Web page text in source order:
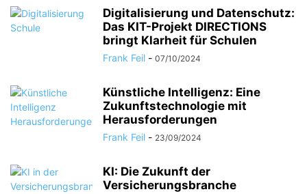
Digitalisierung und Datenschutz:
Das KIT-Projekt DIRECTIONS
bringt Klarheit für Schulen
Frank Feil - 07/10/2024
Künstliche Intelligenz: Eine
Zukunftstechnologie mit
Herausforderungen
Frank Feil - 23/09/2024
KI: Die Zukunft der
Versicherungsbranche